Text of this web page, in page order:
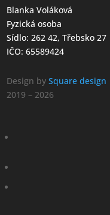
Blanka Voláková
Fyzická osoba
Sídlo: 262 42, Třebsko 27
IČO: 65589424
Design bySquare design
2019 – 2026